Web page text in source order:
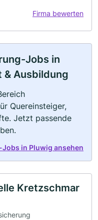
Firma bewerten
Jobs in
& Ausbildung
Quereinsteiger,
Jetzt passende
in Pluwig ansehen
Kretzschmar